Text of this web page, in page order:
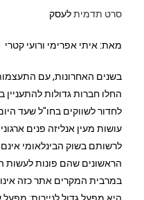
סרט תדמיתלעסק
מאת: איתי אפרימי ורועי קטרי
בשנים האחרונות, עם
החלו חברות גדולות להתעניין
לחדור לשווקים בחו"ל שעד
עושות מעין אנליזה פנים
לרשותם בשוק הבינלאומי
הראשונים שהם פונות לעשות
במרבית המקרים אתר כזה